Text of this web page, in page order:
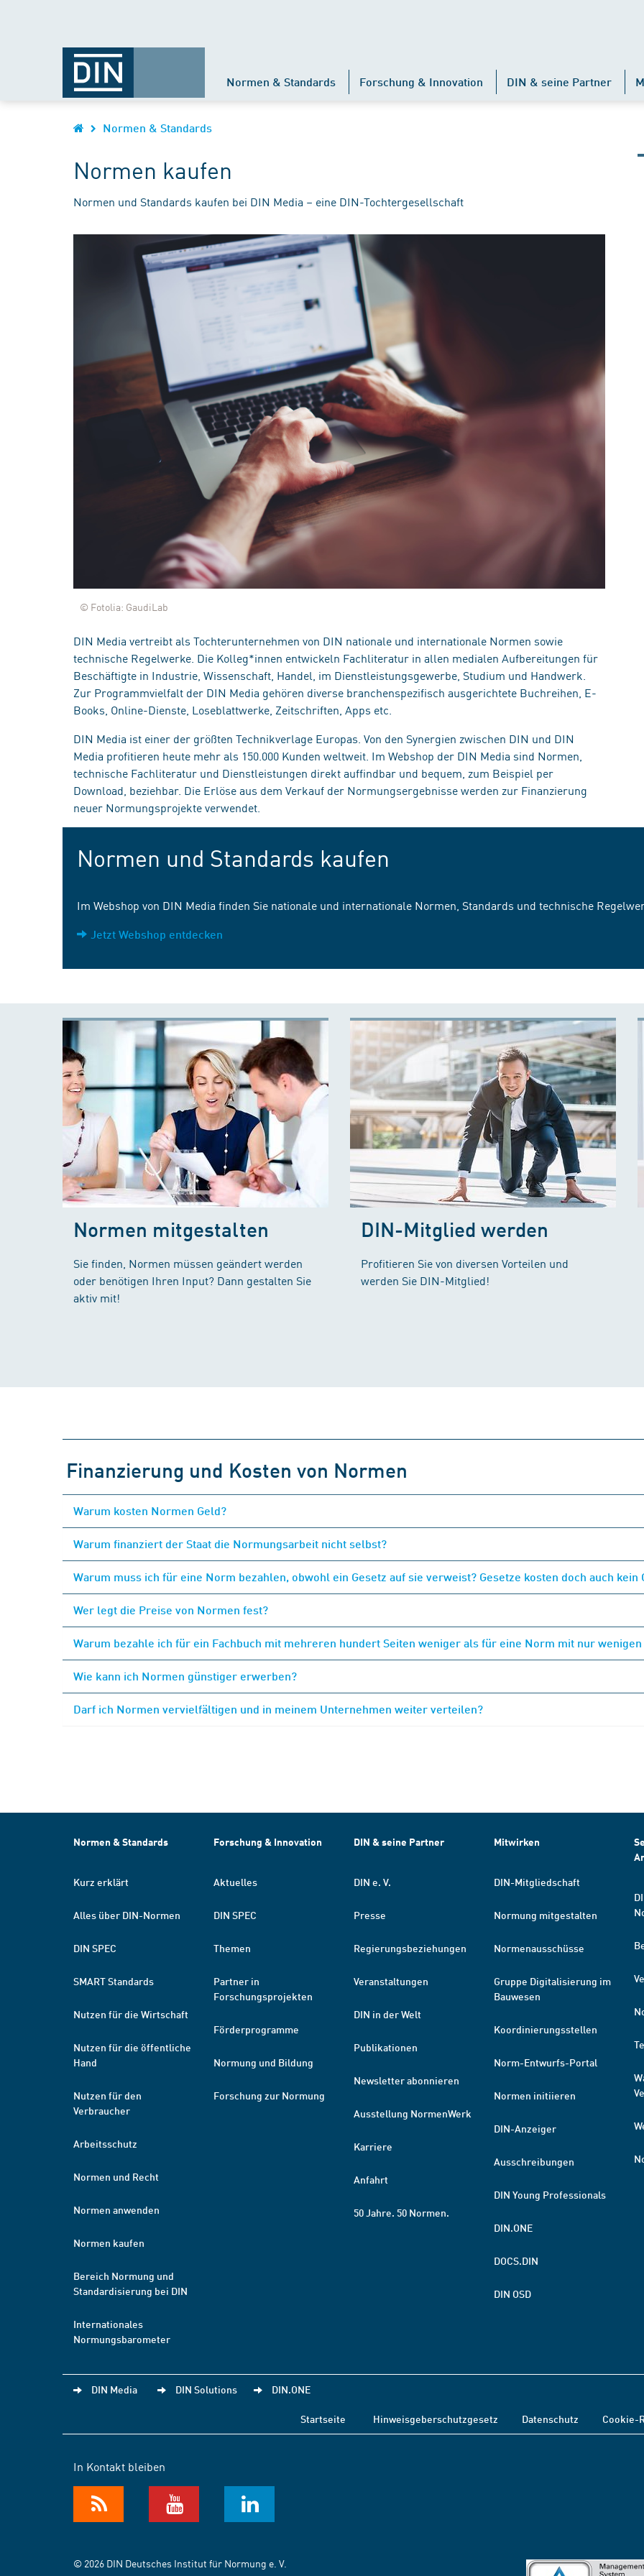
Normen & Standards Forschung & Innovation DIN & seine Partner
Normen & Standards
Normen kaufen
Normen und Standards kaufen bei DIN Media – eine DIN-Tochtergesellschaft
© Fotolia: GaudiLab
DIN Media vertreibt als Tochterunternehmen von DIN nationale und internationale Normen sowie
technische Regelwerke. Die Kolleg*innen entwickeln Fachliteratur in allen medialen Aufbereitungen für
Beschäftigte in Industrie, Wissenschaft, Handel, im Dienstleistungsgewerbe, Studium und Handwerk.
Zur Programmvielfalt der DIN Media gehören diverse branchenspezifisch ausgerichtete Buchreihen, E-
Books, Online-Dienste, Loseblattwerke, Zeitschriften, Apps etc.
DIN Media ist einer der größten Technikverlage Europas. Von den Synergien zwischen DIN und DIN
Media profitieren heute mehr als 150.000 Kunden weltweit. Im Webshop der DIN Media sind Normen,
technische Fachliteratur und Dienstleistungen direkt auffindbar und bequem, zum Beispiel per
Download, beziehbar. Die Erlöse aus dem Verkauf der Normungsergebnisse werden zur Finanzierung
neuer Normungsprojekte verwendet.
Normen und Standards kaufen
Im Webshop von DIN Media finden Sie nationale und internationale Normen, Standards und technische
Jetzt Webshop entdecken
Normen mitgestalten
Sie finden, Normen müssen geändert werden
oder benötigen Ihren Input? Dann gestalten Sie
aktiv mit!
DIN-Mitglied werden
Profitieren Sie von diversen Vorteilen und
werden Sie DIN-Mitglied!
Finanzierung und Kosten von Normen
Warum kosten Normen Geld?
Warum finanziert der Staat die Normungsarbeit nicht selbst?
Warum muss ich für eine Norm bezahlen, obwohl ein Gesetz auf sie verweist? Gesetze kosten doch auch kein
Wer legt die Preise von Normen fest?
Warum bezahle ich für ein Fachbuch mit mehreren hundert Seiten weniger als für eine Norm mit nur wenigen
Wie kann ich Normen günstiger erwerben?
Darf ich Normen vervielfältigen und in meinem Unternehmen weiter verteilen?
Normen & Standards
Kurz erklärt
Alles über DIN-Normen
DIN SPEC
SMART Standards
Nutzen für die Wirtschaft
Nutzen für die öffentliche
Hand
Nutzen für den
Verbraucher
Arbeitsschutz
Normen und Recht
Normen anwenden
Normen kaufen
Bereich Normung und
Standardisierung bei DIN
Internationales
Normungsbarometer
Forschung & Innovation
Aktuelles
DIN SPEC
Themen
Partner in
Forschungsprojekten
Förderprogramme
Normung und Bildung
Forschung zur Normung
DIN & seine Partner
DIN e. V.
Presse
Regierungsbeziehungen
Veranstaltungen
DIN in der Welt
Publikationen
Newsletter abonnieren
Ausstellung NormenWerk
Karriere
Anfahrt
50 Jahre. 50 Normen.
Mitwirken
DIN-Mitgliedschaft
Normung mitgestalten
Normenausschüsse
Gruppe Digitalisierung im
Bauwesen
Koordinierungsstellen
Norm-Entwurfs-Portal
Normen initiieren
DIN-Anzeiger
Ausschreibungen
DIN Young Professionals
DIN.ONE
DOCS.DIN
DIN OSD
DIN Media DIN Solutions DIN.ONE
Startseite Hinweisgeberschutzgesetz Datenschutz Cookie-
In Kontakt bleiben
© 2026 DIN Deutsches Institut für Normung e. V.